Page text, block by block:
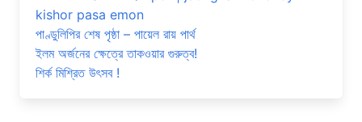
kishor pasa emon
পাণ্ডুলিপির শেষ পৃষ্ঠা – পায়েল রায় পার্থ
ইলম অর্জনের ক্ষেত্রে তাকওয়ার গুরুত্ব!
শির্ক মিশ্রিত উৎসব !